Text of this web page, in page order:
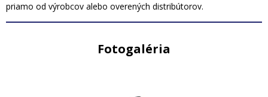
priamo od výrobcov alebo overených distribútorov.
Fotogaléria